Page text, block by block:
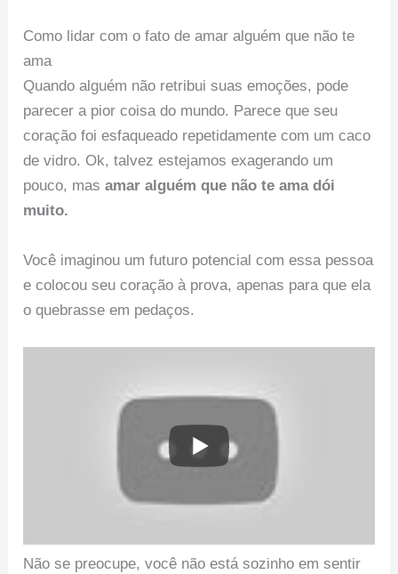
Como lidar com o fato de amar alguém que não te
ama
Quando alguém não retribui suas emoções, pode
parecer a pior coisa do mundo. Parece que seu
coração foi esfaqueado repetidamente com um caco
de vidro. Ok, talvez estejamos exagerando um
pouco, masamar alguém que não te ama dói
muito.
Você imaginou um futuro potencial com essa pessoa
e colocou seu coração à prova, apenas para que ela
o quebrasse em pedaços.
Não se preocupe, você não está sozinho em sentir